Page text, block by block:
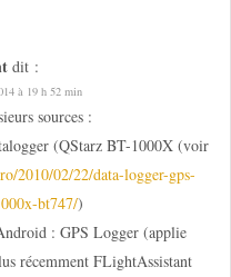
dit :
à 19 h 52 min
sources :
(QStarz BT-1000X (voir
2010/02/22/data-logger-gps-
bt747/)
: GPS Logger (applie
récemment FLightAssistant